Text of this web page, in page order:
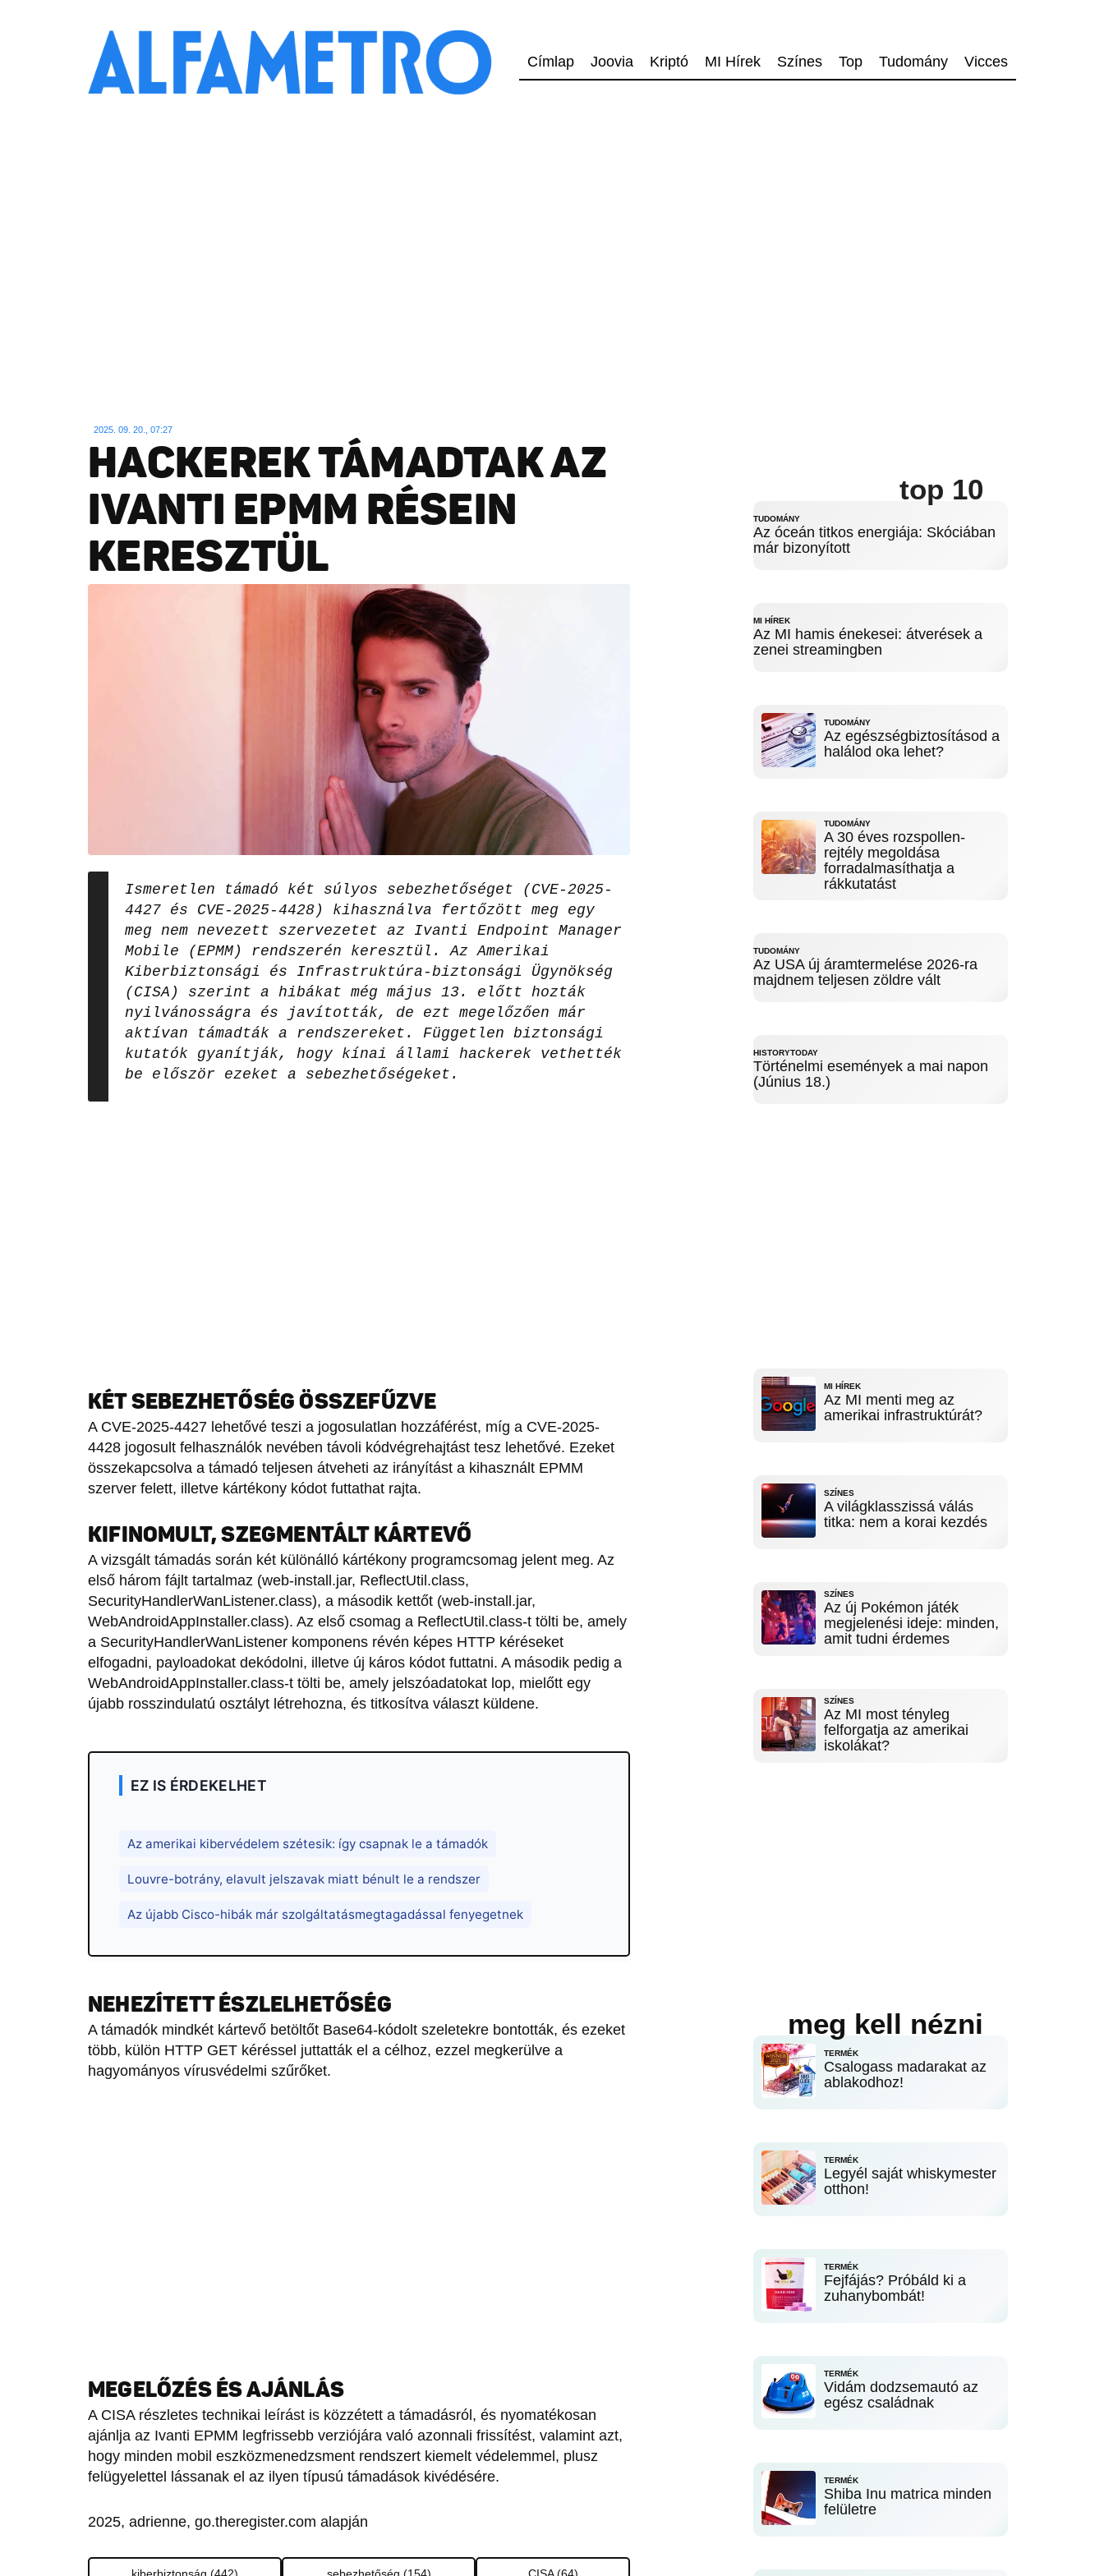
Címlap Joovia Kriptó MI Hírek Színes Top Tudomány Vicces
2025. 09. 20., 07:27
HACKEREK TÁMADTAK AZ
IVANTI EPMM RÉSEIN
KERESZTÜL
Ismeretlen támadó két súlyos sebezhetőséget (CVE-2025-
4427 és CVE-2025-4428) kihasználva fertőzött meg egy
meg nem nevezett szervezetet az Ivanti Endpoint Manager
Mobile (EPMM) rendszerén keresztül. Az Amerikai
Kiberbiztonsági és Infrastruktúra-biztonsági Ügynökség
(CISA) szerint a hibákat még május 13. előtt hozták
nyilvánosságra és javították, de ezt megelőzően már
aktívan támadták a rendszereket. Független biztonsági
kutatók gyanítják, hogy kínai állami hackerek vethették
be először ezeket a sebezhetőségeket.
KÉT SEBEZHETŐSÉG ÖSSZEFŰZVE
A CVE-2025-4427 lehetővé teszi a jogosulatlan hozzáférést, míg a CVE-2025-
4428 jogosult felhasználók nevében távoli kódvégrehajtást tesz lehetővé. Ezeket
összekapcsolva a támadó teljesen átveheti az irányítást a kihasznált EPMM
szerver felett, illetve kártékony kódot futtathat rajta.
KIFINOMULT, SZEGMENTÁLT KÁRTEVŐ
A vizsgált támadás során két különálló kártékony programcsomag jelent meg. Az
első három fájlt tartalmaz (web-install.jar, ReflectUtil.class,
SecurityHandlerWanListener.class), a második kettőt (web-install.jar,
WebAndroidAppInstaller.class). Az első csomag a ReflectUtil.class-t tölti be, amely
a SecurityHandlerWanListener komponens révén képes HTTP kéréseket
elfogadni, payloadokat dekódolni, illetve új káros kódot futtatni. A második pedig a
WebAndroidAppInstaller.class-t tölti be, amely jelszóadatokat lop, mielőtt egy
újabb rosszindulatú osztályt létrehozna, és titkosítva választ küldene.
EZ IS ÉRDEKELHET
Az amerikai kibervédelem szétesik: így csapnak le a támadók
Louvre-botrány, elavult jelszavak miatt bénult le a rendszer
Az újabb Cisco-hibák már szolgáltatásmegtagadással fenyegetnek
NEHEZÍTETT ÉSZLELHETŐSÉG
A támadók mindkét kártevő betöltőt Base64-kódolt szeletekre bontották, és ezeket
több, külön HTTP GET kéréssel juttatták el a célhoz, ezzel megkerülve a
hagyományos vírusvédelmi szűrőket.
MEGELŐZÉS ÉS AJÁNLÁS
A CISA részletes technikai leírást is közzétett a támadásról, és nyomatékosan
ajánlja az Ivanti EPMM legfrissebb verziójára való azonnali frissítést, valamint azt,
hogy minden mobil eszközmenedzsment rendszert kiemelt védelemmel, plusz
felügyelettel lássanak el az ilyen típusú támadások kivédésére.
2025, adrienne, go.theregister.com alapján
top 10
TUDOMÁNY
Az óceán titkos energiája: Skóciában
már bizonyított
MI HÍREK
Az MI hamis énekesei: átverések a
zenei streamingben
TUDOMÁNY
Az egészségbiztosításod a
halálod oka lehet?
TUDOMÁNY
A 30 éves rozspollen-
rejtély megoldása
forradalmasíthatja a
rákkutatást
TUDOMÁNY
Az USA új áramtermelése 2026-ra
majdnem teljesen zöldre vált
HISTORYTODAY
Történelmi események a mai napon
(Június 18.)
MI HÍREK
Az MI menti meg az
amerikai infrastruktúrát?
SZÍNES
A világklasszissá válás
titka: nem a korai kezdés
SZÍNES
Az új Pokémon játék
megjelenési ideje: minden,
amit tudni érdemes
SZÍNES
Az MI most tényleg
felforgatja az amerikai
iskolákat?
meg kell nézni
TERMÉK
Csalogass madarakat az
ablakodhoz!
TERMÉK
Legyél saját whiskymester
otthon!
TERMÉK
Fejfájás? Próbáld ki a
zuhanybombát!
TERMÉK
Vidám dodzsemautó az
egész családnak
TERMÉK
Shiba Inu matrica minden
felületre